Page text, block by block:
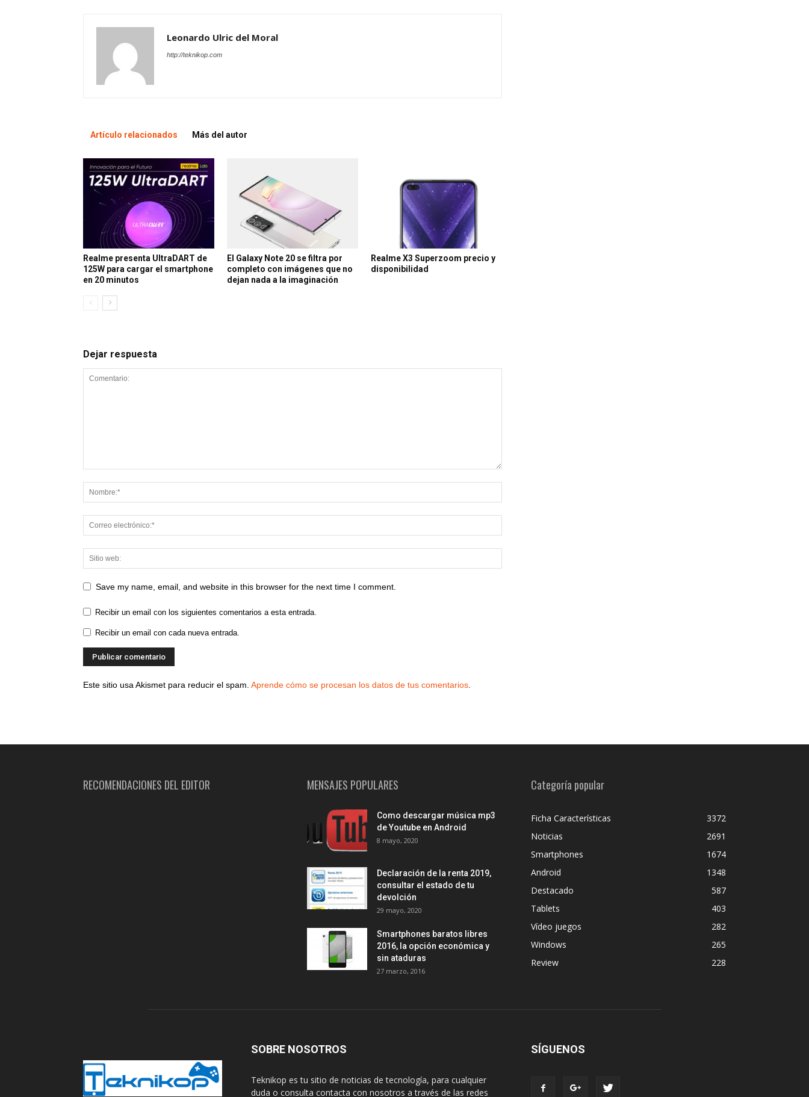
Leonardo Ulric del Moral
http://teknikop.com
Artículo relacionados Más del autor
Realme presenta UltraDART de
125W para cargar el smartphone
en 20 minutos
El Galaxy Note 20 se filtra por
completo con imágenes que no
dejan nada a la imaginación
Realme X3 Superzoom precio y
disponibilidad
Dejar respuesta
Save my name, email, and website in this browser for the next time I comment.
Recibir un email con los siguientes comentarios a esta entrada.
Recibir un email con cada nueva entrada.
Este sitio usa Akismet para reducir el spam. Aprende cómo se procesan los datos de tus comentarios
RECOMENDACIONES DEL EDITOR MENSAJES POPULARES
Como descargar música mp3
de Youtube en Android
8 mayo, 2020
Declaración de la renta 2019,
consultar el estado de tu
devolción
29 mayo, 2020
Smartphones baratos libres
2016, la opción económica y
sin ataduras
27 marzo, 2016
Categoría popular
Ficha Características
3372
Noticias
2691
Smartphones
1674
Android
1348
Destacado
587
Tablets
403
Vídeo juegos
282
Windows
265
Review
228
SOBRE NOSOTROS
Teknikop es tu sitio de noticias de tecnología, para cualquier
duda o consulta contacta con nosotros a través de las redes
SÍGUENOS